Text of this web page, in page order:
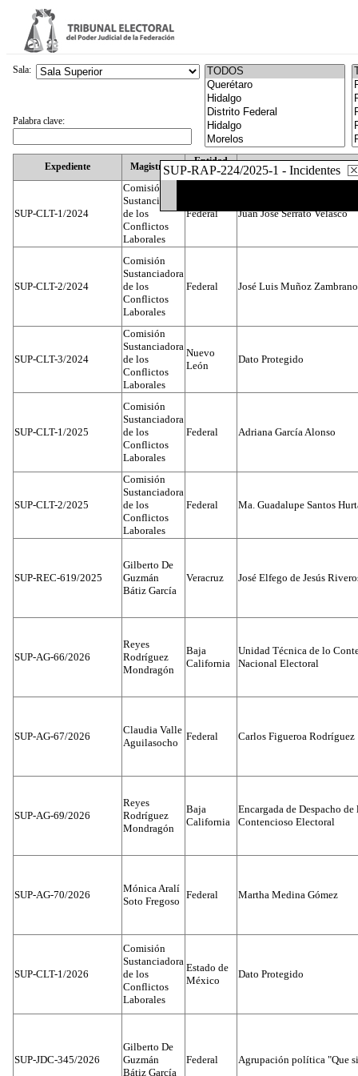
SUP-RAP-224/2025-1 - Incidentes
Expediente Magistrado
Entidad
Federativa
SUP-CLT-1/2024
Comisión
Sustanciadora
de los
Conflictos
Laborales
Federal Juan José Serrato Velasco
SUP-CLT-2/2024
Comisión
Sustanciadora
de los
Conflictos
Laborales
Federal José Luis Muñoz Zambrano
SUP-CLT-3/2024
Comisión
Sustanciadora
de los
Conflictos
Laborales
Nuevo
León
Dato Protegido
SUP-CLT-1/2025
Comisión
Sustanciadora
de los
Conflictos
Laborales
Federal Adriana García Alonso
SUP-CLT-2/2025
Comisión
Sustanciadora
de los
Conflictos
Laborales
Federal Ma. Guadalupe Santos
SUP-REC-619/2025
Gilberto De
Guzmán
Bátiz García
Veracruz José Elfego de Jesús
SUP-AG-66/2026
Reyes
Rodríguez
Mondragón
Baja
California
Unidad Técnica de lo
Nacional Electoral
SUP-AG-67/2026
Claudia Valle
Aguilasocho
Federal Carlos Figueroa Rodríguez
SUP-AG-69/2026
Reyes
Rodríguez
Mondragón
Baja
California
Encargada de Despacho
Contencioso Electoral
SUP-AG-70/2026
Mónica Aralí
Soto Fregoso
Federal Martha Medina Gómez
SUP-CLT-1/2026
Comisión
Sustanciadora
de los
Conflictos
Laborales
Estado de
México
Dato Protegido
SUP-JDC-345/2026
Gilberto De
Guzmán
Bátiz García
Federal Agrupación política "Que
Sala:
Palabra clave: